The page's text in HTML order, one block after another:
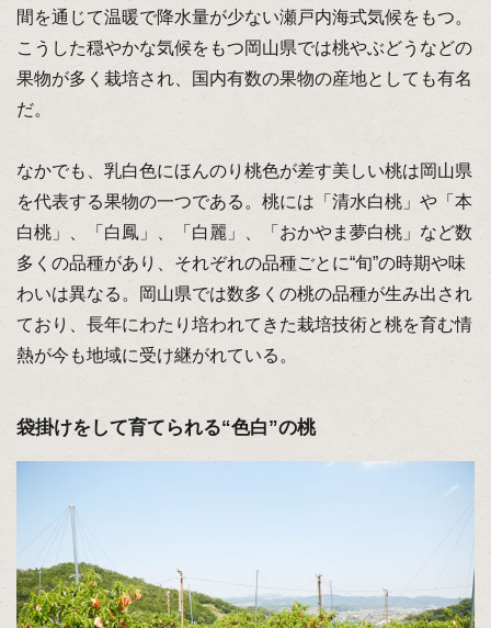
間を通じて温暖で降水量が少ない瀬戸内海式気候をもつ。
こうした穏やかな気候をもつ岡山県では桃やぶどうなどの
果物が多く栽培され、国内有数の果物の産地としても有名
だ。
なかでも、乳白色にほんのり桃色が差す美しい桃は岡山県
を代表する果物の一つである。桃には「清水白桃」や「本
白桃」、「白鳳」、「白麗」、「おかやま夢白桃」など数
多くの品種があり、それぞれの品種ごとに“旬”の時期や味
わいは異なる。岡山県では数多くの桃の品種が生み出され
ており、長年にわたり培われてきた栽培技術と桃を育む情
熱が今も地域に受け継がれている。
袋掛けをして育てられる“色白”の桃